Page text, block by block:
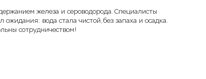
железа и сероводорода. Специалисты
вода стала чистой, без запаха и осадка.
сотрудничеством!